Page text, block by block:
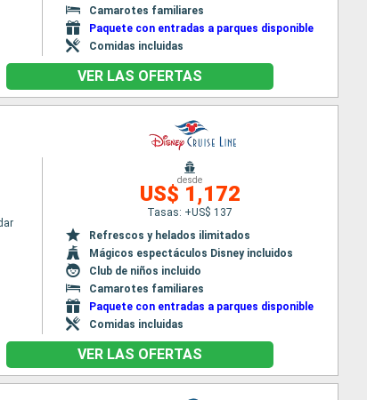
Camarotes familiares
Paquete con entradas a parques disponible
Comidas incluidas
VER LAS OFERTAS
desde
US$ 1,172
Tasas: +US$ 137
Refrescos y helados ilimitados
Mágicos espectáculos Disney incluidos
Club de niños incluido
Camarotes familiares
Paquete con entradas a parques disponible
Comidas incluidas
VER LAS OFERTAS